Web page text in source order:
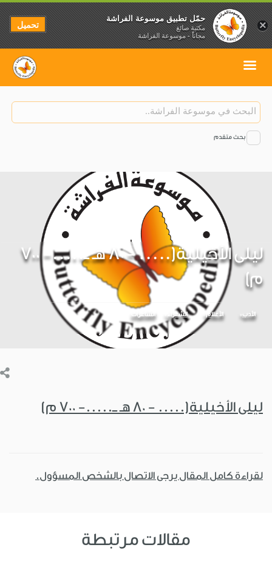
بحث متقدم
ليلى الأخيلية(..... - 80 هـ ــ.....- 700
م)
الأدب الأعلام الشعراء الشاعرات
ليلى الأخيلية(..... - 80 هـ ــ.....- 700 م)
لقراءة كامل المقال يرجى الاتصال بالشخص المسؤول.
مقالات مرتبطة
×
حمّل تطبيق موسوعة الفراشة
مكتبة صائغ
مجاناً - موسوعة الفراشة
تحميل